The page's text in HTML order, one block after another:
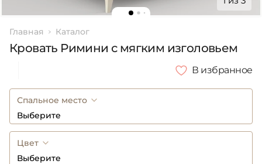
Главная Каталог
Кровать Римини с мягким изголовьем
В избранное
Спальное место
Выберите
Цвет
Выберите